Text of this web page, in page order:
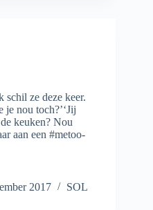
schil ze deze keer.
je nou toch?’‘Jij
keuken? Nou
aan een #metoo-
2017 SOL